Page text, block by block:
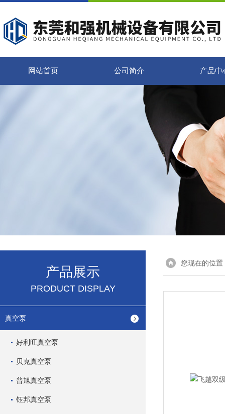
网站首页 公司简介 产品中
产品展示
PRODUCT DISPLAY
真空泵
好利旺真空泵
贝克真空泵
普旭真空泵
钰邦真空泵
您现在的位置